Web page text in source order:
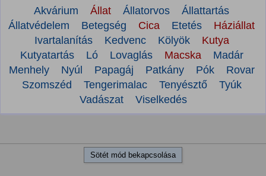
Akvárium Állat Állatorvos
Állattartás
Állatvédelem
Betegség Cica Etetés
Háziállat
Ivartalanítás
Kedvenc Kölyök
Kutya
Kutyatartás
Ló Lovaglás Macska
Madár
Menhely
Nyúl Papagáj Patkány Pók
Rovar
Szomszéd
Tengerimalac Tenyésztő
Tyúk
Vadászat
Viselkedés
Sötét mód bekapcsolása